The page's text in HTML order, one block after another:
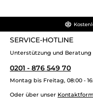
SERVICE-HOTLINE
Unterstützung und Beratung
0201 - 876 549 70
Montag bis Freitag, 08:00 -
Oder über unser